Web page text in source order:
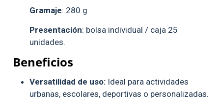
Gramaje: 280 g
Presentación: bolsa individual / caja 25
unidades.
Beneficios
Versatilidad de uso: Ideal para actividades
urbanas, escolares, deportivas o personalizadas.